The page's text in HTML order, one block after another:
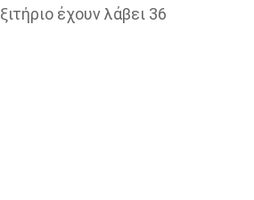
έχουν λάβει 36